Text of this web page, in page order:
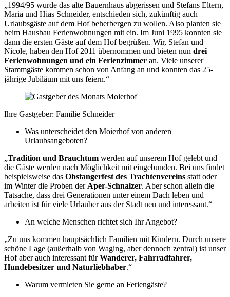
„1994/95 wurde das alte Bauernhaus abgerissen und Stefans Eltern,
Maria und Hias Schneider, entschieden sich, zukünftig auch
Urlaubsgäste auf dem Hof beherbergen zu wollen. Also planten sie
beim Hausbau Ferienwohnungen mit ein. Im Juni 1995 konnten sie
dann die ersten Gäste auf dem Hof begrüßen. Wir, Stefan und
Nicole, haben den Hof 2011 übernommen und bieten nun drei
Ferienwohnungen und ein Ferienzimmer an. Viele unserer
Stammgäste kommen schon von Anfang an und konnten das 25-
jährige Jubiläum mit uns feiern.“
Ihre Gastgeber: Familie Schneider
Was unterscheidet den Moierhof von anderen
Urlaubsangeboten?
„Tradition und Brauchtum werden auf unserem Hof gelebt und
die Gäste werden nach Möglichkeit mit eingebunden. Bei uns findet
beispielsweise das Obstangerfest des Trachtenvereins statt oder
im Winter die Proben der Aper-Schnalzer. Aber schon allein die
Tatsache, dass drei Generationen unter einem Dach leben und
arbeiten ist für viele Urlauber aus der Stadt neu und interessant.“
An welche Menschen richtet sich Ihr Angebot?
„Zu uns kommen hauptsächlich Familien mit Kindern. Durch unsere
schöne Lage (außerhalb von Waging, aber dennoch zentral) ist unser
Hof aber auch interessant fürWanderer, Fahrradfahrer,
Hundebesitzer und Naturliebhaber.“
Warum vermieten Sie gerne an Feriengäste?